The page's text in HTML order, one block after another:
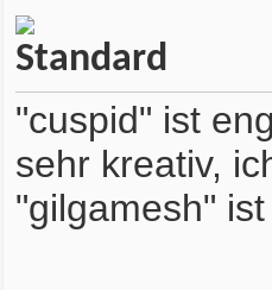
"cuspid" ist
sehr kreativ,
"gilgamesh"